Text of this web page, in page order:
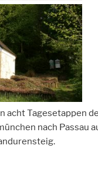
acht Tagesetappen
nach Passau